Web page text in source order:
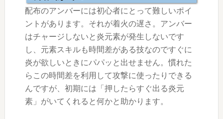
配布のアンバーには初心者にとって難しいポイ
ントがあります。それが着火の遅さ。アンバー
はチャージしないと炎元素が発生しないです
し、元素スキルも時間差がある技なのですぐに
炎が欲しいときにパパッと出せません。慣れた
らこの時間差を利用して攻撃に使ったりできる
んですが、初期には「押したらすぐ出る炎元
素」がいてくれると何かと助かります。